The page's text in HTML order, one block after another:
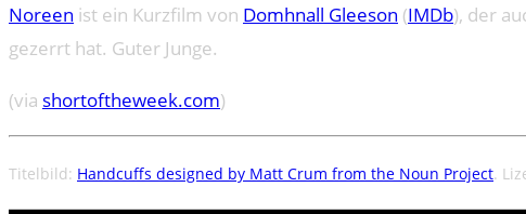
Noreen ist ein Kurzfilm von Domhnall Gleeson (IMDb), der
gezerrt hat. Guter Junge.
(via shortoftheweek.com)
Titelbild: Handcuffs designed by Matt Crum from the Noun Project.